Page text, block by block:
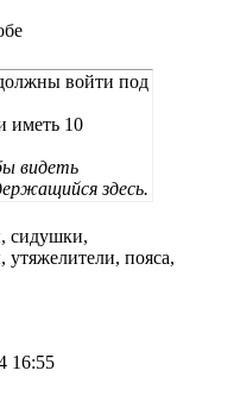
войти под
иметь 10
видеть
здесь.
сидушки,
пояса,
16:55